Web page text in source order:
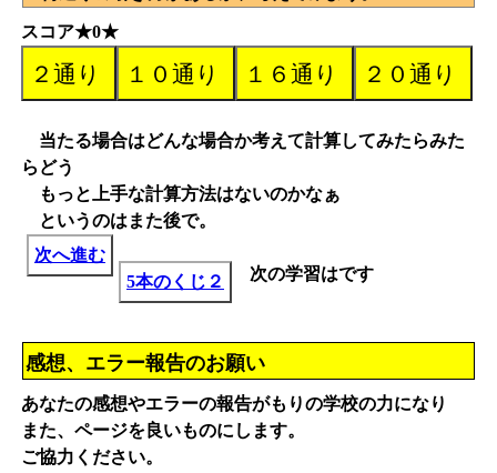
スコア★0★
当たる場合はどんな場合か考えて計算してみたらみた
らどう
もっと上手な計算方法はないのかなぁ
というのはまた後で。
次へ進む
次の学習は
5本のくじ２ です
感想、エラー報告のお願い
あなたの感想やエラーの報告がもりの学校の力になり
また、ページを良いものにします。
ご協力ください。